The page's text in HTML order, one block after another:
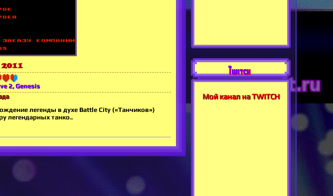
2, Genesis
легенды в духе Battle City («Танчиков»)
легендарных танко..
Twitch
Мой канал на TWITCH